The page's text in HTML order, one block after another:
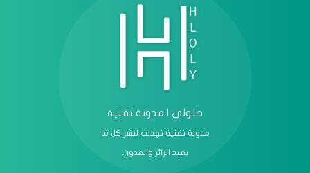
حلولي | مدونة تقنية
مدونة تقنية تهدف لنشر كل ما
يفيد الزائر والمدون.